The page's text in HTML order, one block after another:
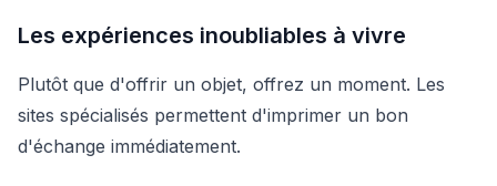
Les expériences inoubliables à vivre
Plutôt que d'offrir un objet, offrez un moment. Les
sites spécialisés permettent d'imprimer un bon
d'échange immédiatement.